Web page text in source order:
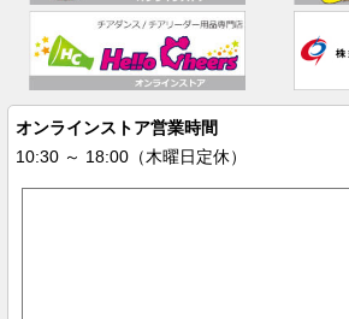
オンラインストア営業時間
10:30 ～ 18:00（木曜日定休）